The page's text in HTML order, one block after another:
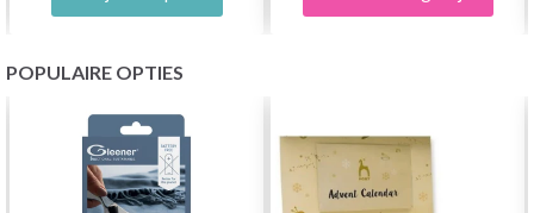
POPULAIRE OPTIES